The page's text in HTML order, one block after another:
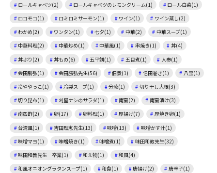
ロールキャベツ(2)
ロールキャベツのレモンクリーム(1)
ロール白菜(1)
ロコモコ(1)
ロミロミサーモン(1) ワイン(1)
ワイン蒸し(2)
わかめ(2)
ワンタン(1) 七夕(1) 中華(2)
中華スープ(1)
中華料理(2)
中華炒め(1) 中華風(1) 串焼き(1)
丼(4)
丼ぶり(2)
丼もの(6) 五平餅(1) 五目煮(1)
人参(1)
会田勝弘(1)
会田勝弘先生(56) 佃煮(1) 信田巻き(1)
八宝(1)
冷ややっこ(1)
冷製スープ(1) 分葱(1)
切り干し大根(3)
切り昆布(1)
刈屋ナシのサラダ(1) 南蛮(2)
南蛮漬け(3)
南蛮酢(2)
卵(17) 卵料理(1) 厚揚げ(7)
厚焼き卵(1)
台湾風(1)
吉田理恵先生(13) 味噌(13)
味噌かす汁(1)
味噌マヨ(1)
味噌焼き(1) 味噌煮(1)
味田和教先生(32)
味田和教先生 卒業(1)
和え物(1)
和風(4)
和風オニオングラタンスープ(1)
和食(1) 唐揚げ(2)
唐辛子(1)